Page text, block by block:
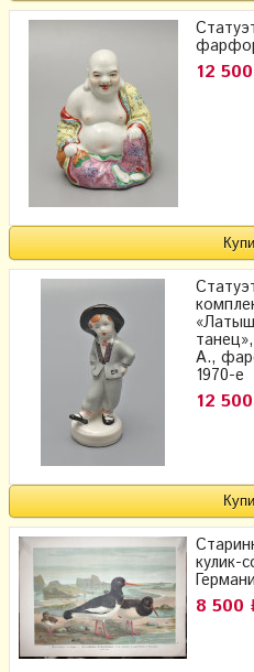
12 500
А.,
1970-е
12 500
кулик-
8 500